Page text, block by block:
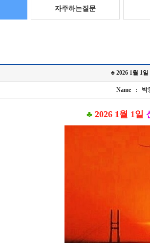
자주하는질문
♣ 2026 1월 1
Name : 박
♣ 2026 1월 1일